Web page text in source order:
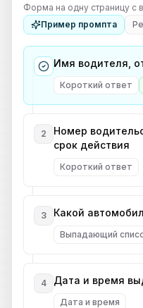
Форма на одну страницу с
Пример промпта
Имя водителя,
Короткий ответ
2
Номер
срок действия
Короткий ответ
3 Какой
Выпадающий
4 Дата и время
Дата и время